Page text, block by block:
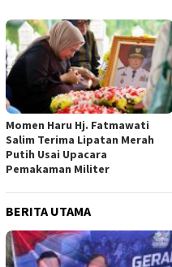
Momen Haru Hj. Fatmawati
Salim Terima Lipatan Merah
Putih Usai Upacara
Pemakaman Militer
BERITA UTAMA